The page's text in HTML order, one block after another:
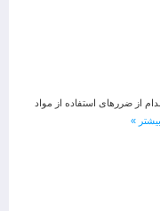
از ضررهای استفاده از مواد
بیشتر »